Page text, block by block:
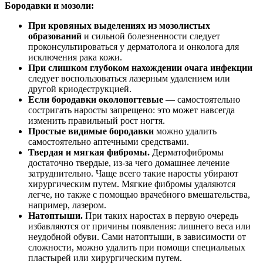
Бородавки и мозоли:
При кровяных выделениях из мозолистых
образований и сильной болезненности следует
проконсультироваться у дерматолога и онколога для
исключения рака кожи.
При слишком глубоком нахождении очага инфекции
следует воспользоваться лазерным удалением или
другой криодеструкцией.
Если бородавки околоногтевые — самостоятельно
состригать наросты запрещено: это может навсегда
изменить правильный рост ногтя.
Простые видимые бородавки можно удалить
самостоятельно аптечными средствами.
Твердая и мягкая фибромы. Дерматофибромы
достаточно твердые, из-за чего домашнее лечение
затруднительно. Чаще всего такие наросты убирают
хирургическим путем. Мягкие фибромы удаляются
легче, но также с помощью врачебного вмешательства,
например, лазером.
Натоптыши. При таких наростах в первую очередь
избавляются от причины появления: лишнего веса или
неудобной обуви. Сами натоптыши, в зависимости от
сложности, можно удалить при помощи специальных
пластырей или хирургическим путем.